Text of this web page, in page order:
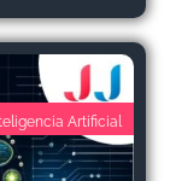
Artificial